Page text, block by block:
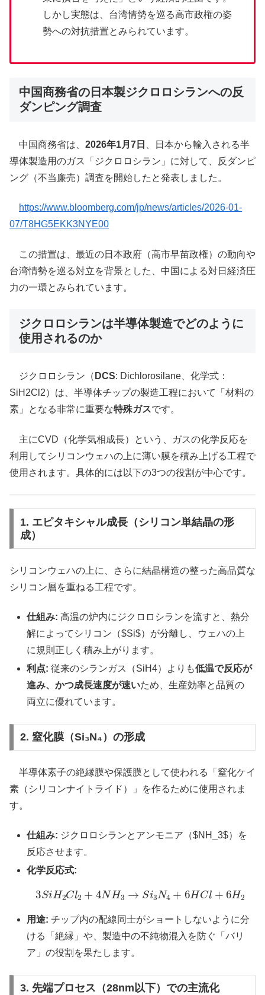
しかし実態は、台湾情勢を巡る高市政権の姿
勢への対抗措置とみられています。
中国商務省の日本製ジクロロシランへの反
ダンピング調査
中国商務省は、 2026年1月7日
、日本から輸入される半
導体製造用のガス「ジクロロシラン」に対して、反ダンピ
ング（不当廉売）調査を開始したと発表しました。
https://www.bloomberg.com/jp/news/articles/2026-01-
07/T8HG5EKK3NYE00
この措置は、最近の日本政府（高市早苗政権）の動向や
台湾情勢を巡る対立を背景とした、中国による対日経済圧
力の一環とみられています。
ジクロロシランは半導体製造でどのように
使用されるのか
ジクロロシラン（ DCS: Dichlorosilane、化学式：
SiH2Cl2）は、半導体チップの製造工程において「材料の
素」となる非常に重要な特殊ガスです。
主にCVD（化学気相成長）という、ガスの化学反応を
利用してシリコンウェハの上に薄い膜を積み上げる工程で
使用されます。具体的には以下の3つの役割が中心です。
1. エピタキシャル成長（シリコン単結晶の形
成）
シリコンウェハの上に、さらに結晶構造の整った高品質な
シリコン層を重ねる工程です。
仕組み: 高温の炉内にジクロロシランを流すと、熱分
解によってシリコン（$Si$）が分離し、ウェハの上
に規則正しく積み上がります。
利点: 従来のシランガス（SiH4）よりも低温で反応が
進み、かつ成長速度が速いため、生産効率と品質の
両立に優れています。
2. 窒化膜（Si₃N₄）の形成
半導体素子の絶縁膜や保護膜として使われる「窒化ケイ
素（シリコンナイトライド）」を作るために使用されま
す。
仕組み: ジクロロシランとアンモニア（$NH_3$）を
反応させます。
化学反応式:
3Si H2 l +4NH → Si3 N + 6HCl+ H2
用途: チップ内の配線同士がショートしないように分
ける「絶縁」や、製造中の不純物混入を防ぐ「バリ
ア」の役割を果たします。
3. 先端プロセス（28nm以下）での主流化